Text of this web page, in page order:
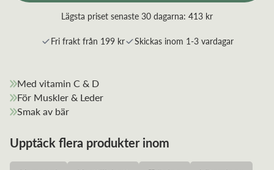
Lägsta priset senaste 30 dagarna: 413 kr
Fri frakt från 199 kr Skickas inom 1-3 vardagar
Med vitamin C & D
För Muskler & Leder
Smak av bär
Upptäck flera produkter inom